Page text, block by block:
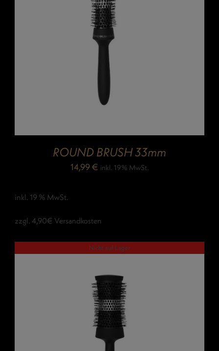
ROUND BRUSH 33mm
14,99€ inkl. 19% MwSt.
inkl. 19 % MwSt.
zzgl. 4,90€ Versandkosten
Nicht auf Lager